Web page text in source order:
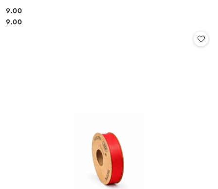
Cena:
9.00
Cena:
9.00